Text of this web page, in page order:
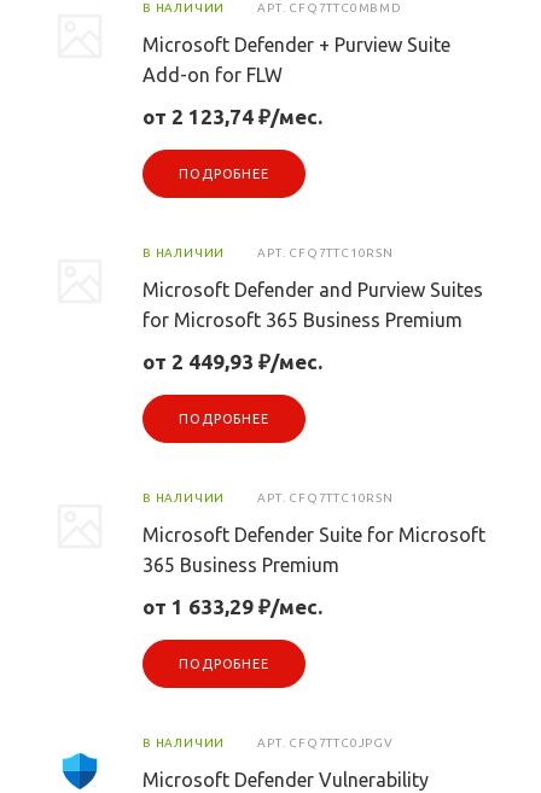
В НАЛИЧИИ АРТ. CFQ7TTC0MBMD
Microsoft Defender + Purview Suite
Add-on for FLW
от 2 123,74 ₽/мес.
ПОДРОБНЕЕ
В НАЛИЧИИ АРТ. CFQ7TTC10RSN
Microsoft Defender and Purview Suites
for Microsoft 365 Business Premium
от 2 449,93 ₽/мес.
ПОДРОБНЕЕ
В НАЛИЧИИ АРТ. CFQ7TTC10RSN
Microsoft Defender Suite for Microsoft
365 Business Premium
от 1 633,29 ₽/мес.
ПОДРОБНЕЕ
В НАЛИЧИИ АРТ. CFQ7TTC0JPGV
Microsoft Defender Vulnerability